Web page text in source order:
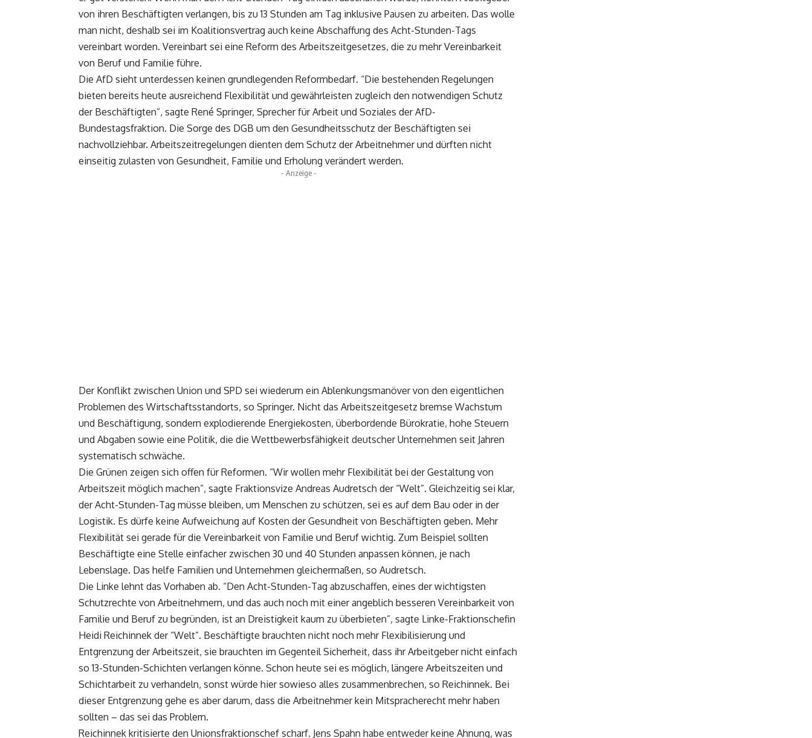
von ihren Beschäftigten verlangen, bis zu 13 Stunden am Tag inklusive Pausen zu arbeiten. Das wolle
man nicht, deshalb sei im Koalitionsvertrag auch keine Abschaffung des Acht-Stunden-Tags
vereinbart worden. Vereinbart sei eine Reform des Arbeitszeitgesetzes, die zu mehr Vereinbarkeit
von Beruf und Familie führe.
Die AfD sieht unterdessen keinen grundlegenden Reformbedarf. “Die bestehenden Regelungen
bieten bereits heute ausreichend Flexibilität und gewährleisten zugleich den notwendigen Schutz
der Beschäftigten”, sagte René Springer, Sprecher für Arbeit und Soziales der AfD-
Bundestagsfraktion. Die Sorge des DGB um den Gesundheitsschutz der Beschäftigten sei
nachvollziehbar. Arbeitszeitregelungen dienten dem Schutz der Arbeitnehmer und dürften nicht
einseitig zulasten von Gesundheit, Familie und Erholung verändert werden.
- Anzeige -
Der Konflikt zwischen Union und SPD sei wiederum ein Ablenkungsmanöver von den eigentlichen
Problemen des Wirtschaftsstandorts, so Springer. Nicht das Arbeitszeitgesetz bremse Wachstum
und Beschäftigung, sondern explodierende Energiekosten, überbordende Bürokratie, hohe Steuern
und Abgaben sowie eine Politik, die die Wettbewerbsfähigkeit deutscher Unternehmen seit Jahren
systematisch schwäche.
Die Grünen zeigen sich offen für Reformen. “Wir wollen mehr Flexibilität bei der Gestaltung von
Arbeitszeit möglich machen”, sagte Fraktionsvize Andreas Audretsch der “Welt”. Gleichzeitig sei klar,
der Acht-Stunden-Tag müsse bleiben, um Menschen zu schützen, sei es auf dem Bau oder in der
Logistik. Es dürfe keine Aufweichung auf Kosten der Gesundheit von Beschäftigten geben. Mehr
Flexibilität sei gerade für die Vereinbarkeit von Familie und Beruf wichtig. Zum Beispiel sollten
Beschäftigte eine Stelle einfacher zwischen 30 und 40 Stunden anpassen können, je nach
Lebenslage. Das helfe Familien und Unternehmen gleichermaßen, so Audretsch.
Die Linke lehnt das Vorhaben ab. “Den Acht-Stunden-Tag abzuschaffen, eines der wichtigsten
Schutzrechte von Arbeitnehmern, und das auch noch mit einer angeblich besseren Vereinbarkeit von
Familie und Beruf zu begründen, ist an Dreistigkeit kaum zu überbieten”, sagte Linke-Fraktionschefin
Heidi Reichinnek der “Welt”. Beschäftigte brauchten nicht noch mehr Flexibilisierung und
Entgrenzung der Arbeitszeit, sie brauchten im Gegenteil Sicherheit, dass ihr Arbeitgeber nicht einfach
so 13-Stunden-Schichten verlangen könne. Schon heute sei es möglich, längere Arbeitszeiten und
Schichtarbeit zu verhandeln, sonst würde hier sowieso alles zusammenbrechen, so Reichinnek. Bei
dieser Entgrenzung gehe es aber darum, dass die Arbeitnehmer kein Mitspracherecht mehr haben
sollten – das sei das Problem.
Reichinnek kritisierte den Unionsfraktionschef scharf. Jens Spahn habe entweder keine Ahnung, was